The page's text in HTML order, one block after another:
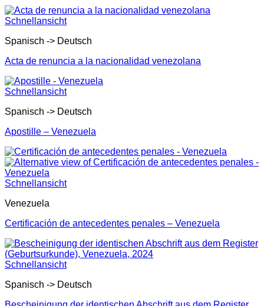
Schnellansicht
Spanisch -> Deutsch
Acta de renuncia a la nacionalidad venezolana
Schnellansicht
Spanisch -> Deutsch
Apostille – Venezuela
Schnellansicht
Venezuela
Certificación de antecedentes penales – Venezuela
Schnellansicht
Spanisch -> Deutsch